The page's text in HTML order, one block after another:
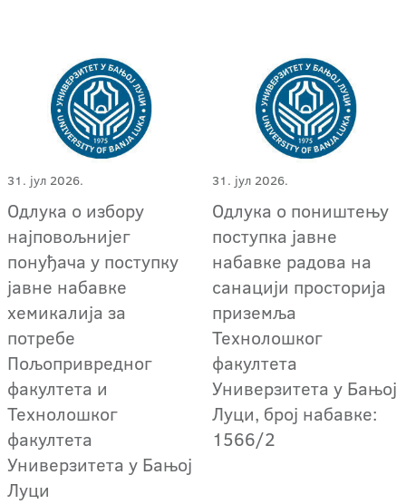
31. јул 2026.
Одлука о избору
најповољнијег
понуђача у поступку
јавне набавке
хемикалија за
потребе
Пољопривредног
факултета и
Технолошког
факултета
Универзитета у Бањој
Луци
31. јул 2026.
Одлука о поништењу
поступка јавне
набавке радова на
санацији просторија
приземља
Технолошког
факултета
Универзитета у Бањој
Луци, број набавке:
1566/2